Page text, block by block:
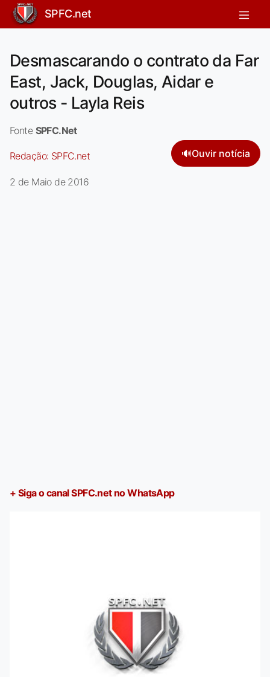
SPFC.net
Desmascarando o contrato da Far
East, Jack, Douglas, Aidar e
outros - Layla Reis
Fonte SPFC.Net
Redação: SPFC.net 🔊Ouvir notícia
2 de Maio de 2016
+ Siga o canal SPFC.net no WhatsApp